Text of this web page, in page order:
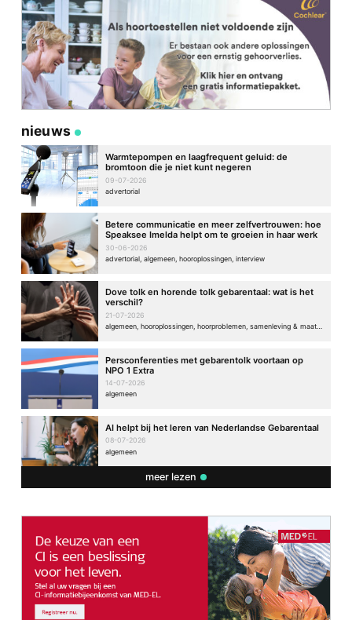
nieuws
Warmtepompen en laagfrequent geluid: de
bromtoon die je niet kunt negeren
09-07-2026
advertorial
Betere communicatie en meer zelfvertrouwen: hoe
Speaksee Imelda helpt om te groeien in haar werk
30-06-2026
advertorial, algemeen, hooroplossingen, interview
Dove tolk en horende tolk gebarentaal: wat is het
verschil?
21-07-2026
algemeen, hooroplossingen, hoorproblemen, samenleving & maatschappij
Persconferenties met gebarentolk voortaan op
NPO 1 Extra
14-07-2026
algemeen
AI helpt bij het leren van Nederlandse Gebarentaal
08-07-2026
algemeen
meer lezen